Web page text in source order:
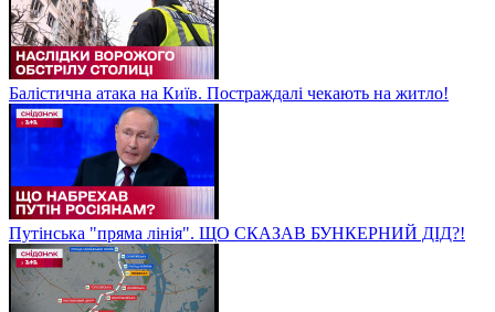
Балістична атака на Київ. Постраждалі чекають на житло!
Путінська "пряма лінія". ЩО СКАЗАВ БУНКЕРНИЙ ДІД?!